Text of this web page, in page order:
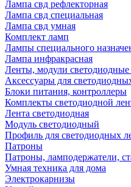
Лампа свд рефлекторная
Лампа свд специальная
Лампа свд умная
Комплект ламп
Лампы специального
Лампа инфракрасная
Ленты, модули
Аксессуары для
Блоки питания, контроллеры
Комплекты светодиодной
Лента светодиодная
Модуль светодиодный
Профиль для светодиодных
Патроны
Патроны, ламподержатели,
Умная техника для дома
Электрокарнизы